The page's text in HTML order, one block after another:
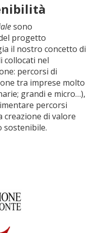
sono
progetto
il nostro concetto di
collocati nel
percorsi di
tra imprese molto
grandi e micro…),
percorsi
creazione di valore
sostenibile.